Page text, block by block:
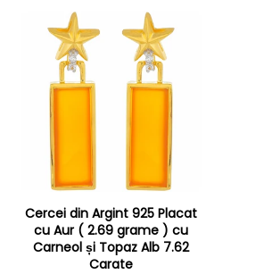
Cercei din Argint 925 Placat
cu Aur ( 2.69 grame ) cu
Carneol și Topaz Alb 7.62
Carate